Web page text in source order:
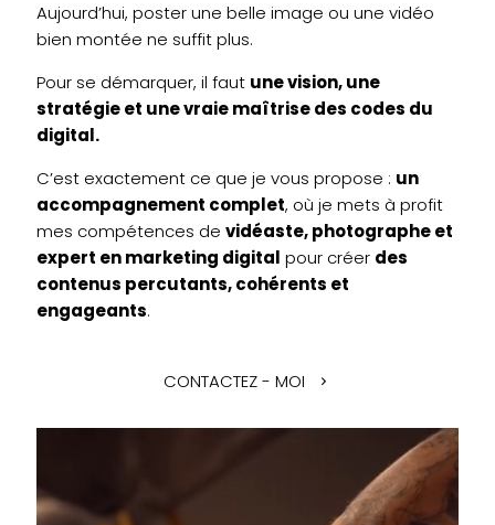
Aujourd’hui, poster une belle image ou une vidéo
bien montée ne suffit plus.
Pour se démarquer, il faut une vision, une
stratégie et une vraie maîtrise des codes du
digital.
C’est exactement ce que je vous propose : un
accompagnement complet, où je mets à profit
mes compétences de vidéaste, photographe et
expert en marketing digital pour créer des
contenus percutants, cohérents et
engageants.
CONTACTEZ - MOI